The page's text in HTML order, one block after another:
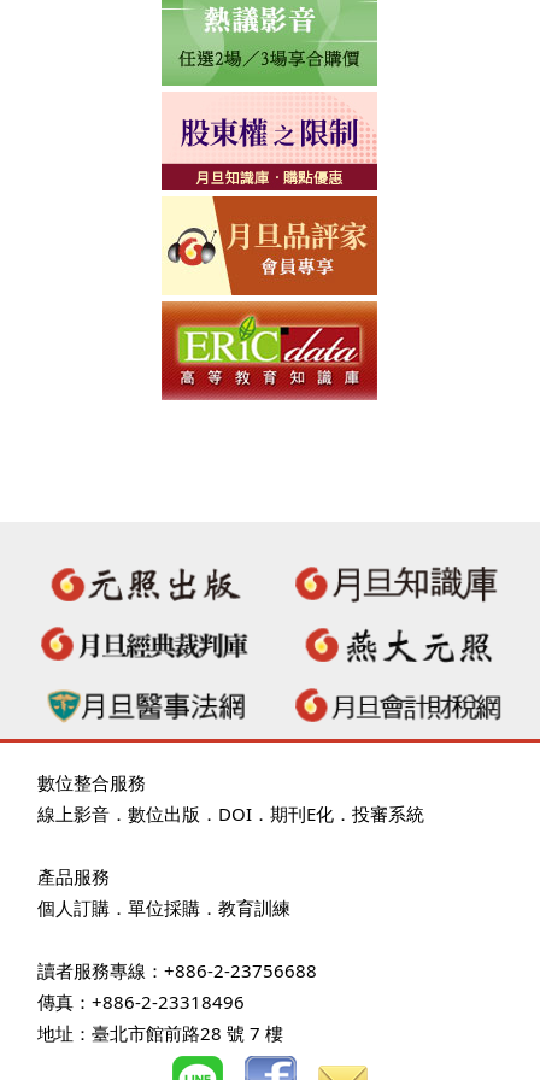
數位整合服務
線上影音 ．數位出版 ． DOI ．期刊E化 ．投審系統
產品服務
個人訂購 ．單位採購 ．教育訓練
讀者服務專線：+886-2-23756688
傳真：+886-2-23318496
地址：臺北市館前路28 號 7 樓